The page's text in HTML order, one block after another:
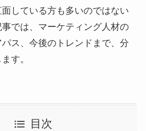
している方も多いのではない
では、マーケティング人材の
ス、今後のトレンドまで、分
す。
目次